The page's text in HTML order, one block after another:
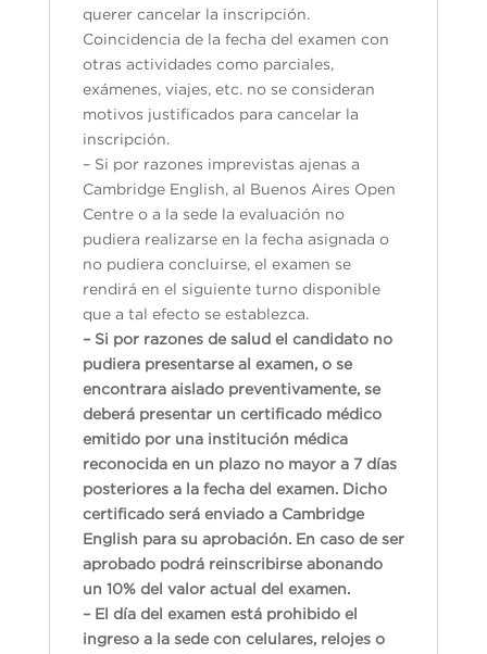
querer cancelar la inscripción.
Coincidencia de la fecha del examen con
otras actividades como parciales,
exámenes, viajes, etc. no se consideran
motivos justificados para cancelar la
inscripción.
– Si por razones imprevistas ajenas a
Cambridge English, al Buenos Aires Open
Centre o a la sede la evaluación no
pudiera realizarse en la fecha asignada o
no pudiera concluirse, el examen se
rendirá en el siguiente turno disponible
que a tal efecto se establezca.
– Si por razones de salud el candidato no
pudiera presentarse al examen, o se
encontrara aislado preventivamente, se
deberá presentar un certificado médico
emitido por una institución médica
reconocida en un plazo no mayor a 7 días
posteriores a la fecha del examen. Dicho
certificado será enviado a Cambridge
English para su aprobación. En caso de ser
aprobado podrá reinscribirse abonando
un 10% del valor actual del examen.
– El día del examen está prohibido el
ingreso a la sede con celulares, relojes o